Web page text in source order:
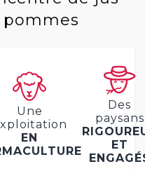
pommes
Une
EN
Des
paysans
ET